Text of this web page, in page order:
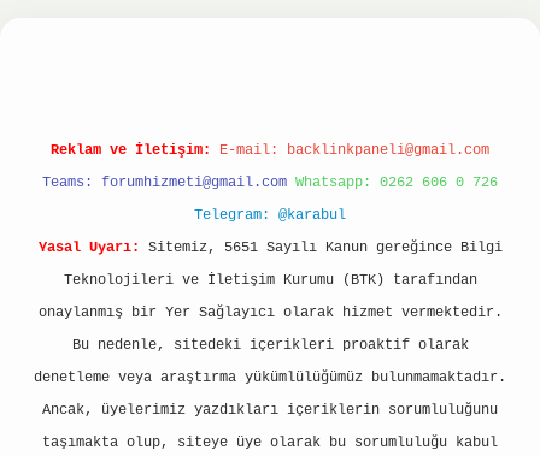
Reklam ve İletişim: E-mail: backlinkpaneli@gmail.com
Teams: forumhizmeti@gmail.com Whatsapp: 0262 606 0 726
Telegram: @karabul
Yasal Uyarı:
Sitemiz, 5651 Sayılı Kanun gereğince Bilgi
Teknolojileri ve İletişim Kurumu (BTK) tarafından
onaylanmış bir Yer Sağlayıcı olarak hizmet vermektedir.
Bu nedenle, sitedeki içerikleri proaktif olarak
denetleme veya araştırma yükümlülüğümüz bulunmamaktadır.
Ancak, üyelerimiz yazdıkları içeriklerin sorumluluğunu
taşımakta olup, siteye üye olarak bu sorumluluğu kabul